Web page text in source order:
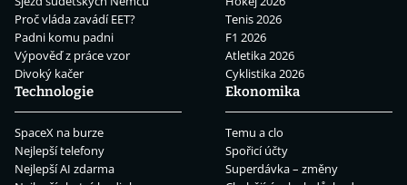
Proč vláda zavádí EET?
Padni komu padni
Výpověď z práce vzor
Divoký kačer
Tenis 2026
F1 2026
Atletika 2026
Cyklistika 2026
Technologie
SpaceX na burze
Nejlepší telefony
Nejlepší AI zdarma
Ekonomika
Temu a clo
Spořicí účty
Superdávka – změny